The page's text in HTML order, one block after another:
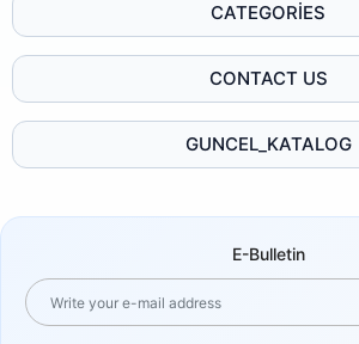
CATEGORİES
CONTACT US
GUNCEL_KATALOG
E-Bulletin